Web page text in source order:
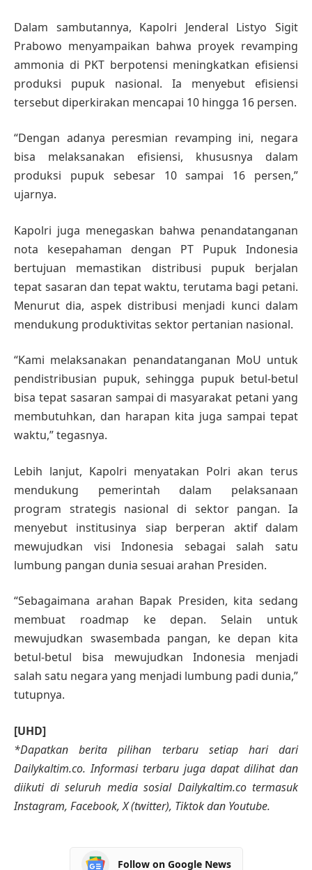
Dalam sambutannya, Kapolri Jenderal Listyo Sigit
Prabowo menyampaikan bahwa proyek revamping
ammonia di PKT berpotensi meningkatkan efisiensi
produksi pupuk nasional. Ia menyebut efisiensi
tersebut diperkirakan mencapai 10 hingga 16 persen.
“Dengan adanya peresmian revamping ini, negara
bisa melaksanakan efisiensi, khususnya dalam
produksi pupuk sebesar 10 sampai 16 persen,”
ujarnya.
Kapolri juga menegaskan bahwa penandatanganan
nota kesepahaman dengan PT Pupuk Indonesia
bertujuan memastikan distribusi pupuk berjalan
tepat sasaran dan tepat waktu, terutama bagi petani.
Menurut dia, aspek distribusi menjadi kunci dalam
mendukung produktivitas sektor pertanian nasional.
“Kami melaksanakan penandatanganan MoU untuk
pendistribusian pupuk, sehingga pupuk betul-betul
bisa tepat sasaran sampai di masyarakat petani yang
membutuhkan, dan harapan kita juga sampai tepat
waktu,” tegasnya.
Lebih lanjut, Kapolri menyatakan Polri akan terus
mendukung pemerintah dalam pelaksanaan
program strategis nasional di sektor pangan. Ia
menyebut institusinya siap berperan aktif dalam
mewujudkan visi Indonesia sebagai salah satu
lumbung pangan dunia sesuai arahan Presiden.
“Sebagaimana arahan Bapak Presiden, kita sedang
membuat roadmap ke depan. Selain untuk
mewujudkan swasembada pangan, ke depan kita
betul-betul bisa mewujudkan Indonesia menjadi
salah satu negara yang menjadi lumbung padi dunia,”
tutupnya.
[UHD]
*Dapatkan berita pilihan terbaru setiap hari dari
Dailykaltim.co. Informasi terbaru juga dapat dilihat dan
diikuti di seluruh media sosial Dailykaltim.co termasuk
Instagram, Facebook, X (twitter), Tiktok dan Youtube.
Follow on Google News